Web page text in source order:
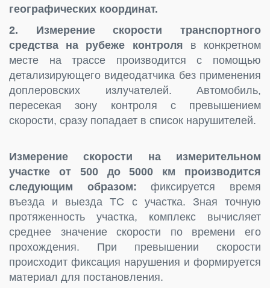
географических координат.
2. Измерение скорости транспортного
средства на рубеже контроля в конкретном
месте на трассе производится с помощью
детализирующего видеодатчика без применения
доплеровских излучателей. Автомобиль,
пересекая зону контроля с превышением
скорости, сразу попадает в список нарушителей.
Измерение скорости на измерительном
участке от 500 до 5000 км производится
следующим образом: фиксируется время
въезда и выезда ТС с участка. Зная точную
протяженность участка, комплекс вычисляет
среднее значение скорости по времени его
прохождения. При превышении скорости
происходит фиксация нарушения и формируется
материал для постановления.